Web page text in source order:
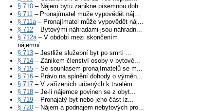
§ 710 – Nájem bytu zanikne písemnou doh...
§ 711 – Pronajímatel může vypovědět náj...
§ 711a– Pronajímatel může vypovědět náj...
§ 712 – Bytovými náhradami jsou náhradn...
§ 712a– V období mezi skončením
nájemní...
§ 713 – Jestliže služební byt po smrti ...
§ 714 – Zánikem členství osoby v bytové...
§ 715 – Se souhlasem pronajímatelů se m...
§ 716 – Právo na splnění dohody o výměn...
§ 717 – V zařízeních určených k trvalém...
§ 718 – Je-li nájemce povinen se z obyt...
§ 719 – Pronajatý byt nebo jeho část lz...
§ 720 – Nájem a podnájem nebytových pro...